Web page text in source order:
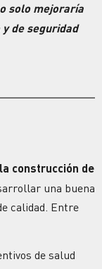
solo mejoraría
de seguridad
construcción de
una buena
calidad. Entre
de salud